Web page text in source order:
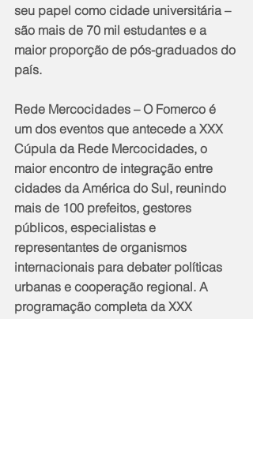
seu papel como cidade universitária –
são mais de 70 mil estudantes e a
maior proporção de pós-graduados do
país.
Rede Mercocidades – O Fomerco é
um dos eventos que antecede a XXX
Cúpula da Rede Mercocidades, o
maior encontro de integração entre
cidades da América do Sul, reunindo
mais de 100 prefeitos, gestores
públicos, especialistas e
representantes de organismos
internacionais para debater políticas
urbanas e cooperação regional. A
programação completa da XXX